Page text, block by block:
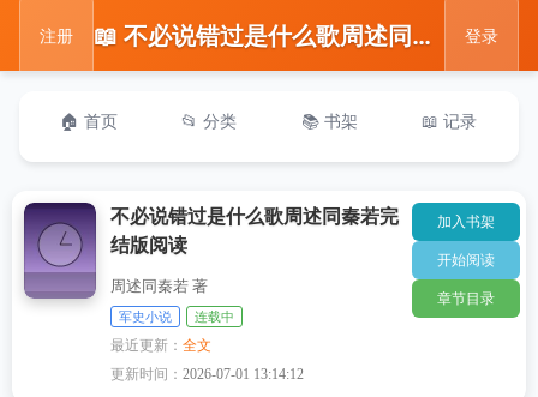
注册 📖 不必说错过是什么歌周述同秦若完结版阅读 登录
🏠 首页 📂 分类 📚 书架 📖 记录
不必说错过是什么歌周述同秦若完
结版阅读
周述同秦若 著
军史小说 连载中
最近更新：全文
更新时间：2026-07-01 13:14:12
加入书架
开始阅读
章节目录